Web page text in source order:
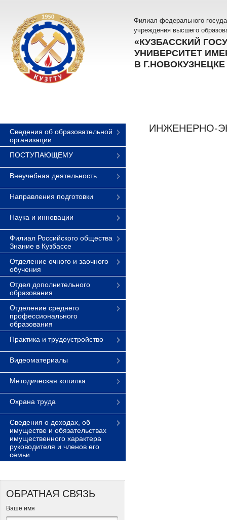
Филиал федерального
учреждения высшего
«КУЗБАССКИЙ
УНИВЕРСИТЕТ
В Г.НОВОКУЗНЕЦКЕ
Сведения об образовательной
организации
ПОСТУПАЮЩЕМУ
Внеучебная деятельность
Направления подготовки
Наука и инновации
Филиал Российского общества
Знание в Кузбассе
Отделение очного и заочного
обучения
Отдел дополнительного
образования
Отделение среднего
профессионального
образования
Практика и трудоустройство
Видеоматериалы
Методическая копилка
Охрана труда
Сведения о доходах, об
имуществе и обязательствах
имущественного характера
руководителя и членов его
семьи
ОБРАТНАЯ СВЯЗЬ
Ваше имя
ИНЖЕНЕРНО-